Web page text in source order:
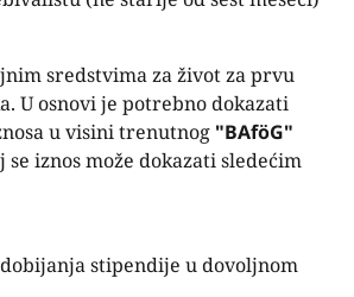
sredstvima za život za prvu
U osnovi je potrebno dokazati
u visini trenutnog "BAföG"
se iznos može dokazati sledećim
stipendije u dovoljnom